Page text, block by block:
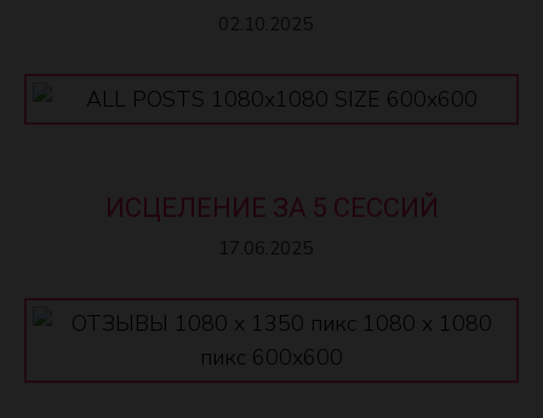
02.10.2025
ИСЦЕЛЕНИЕ ЗА 5 СЕССИЙ
17.06.2025